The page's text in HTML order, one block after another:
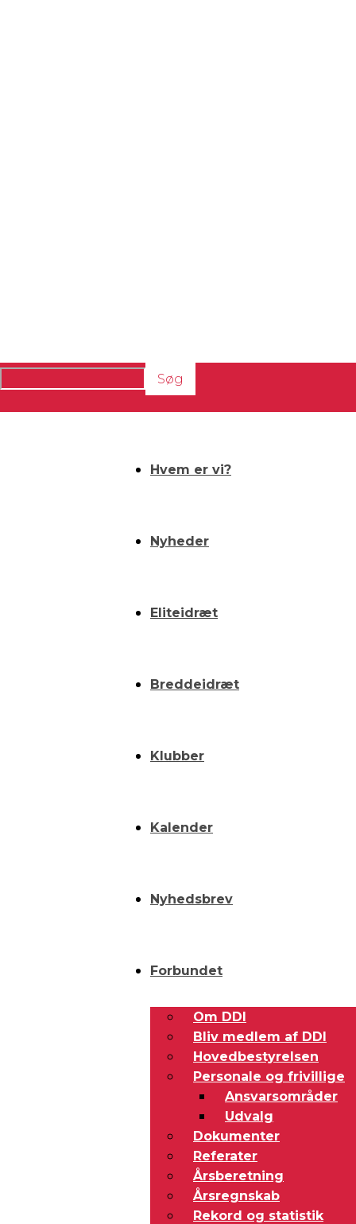
Hvem er vi?
Nyheder
Eliteidræt
Breddeidræt
Klubber
Kalender
Nyhedsbrev
Forbundet
Om DDI
Bliv medlem af DDI
Hovedbestyrelsen
Personale og frivillige
Ansvarsområder
Udvalg
Dokumenter
Referater
Årsberetning
Årsregnskab
Rekord og statistik